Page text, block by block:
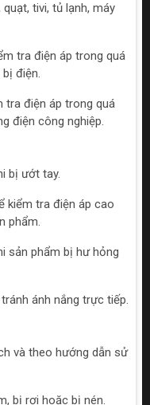
tivi, tủ lạnh, máy
tra điện áp trong quá
điện.
tra điện áp trong quá
điện công nghiệp.
bị ướt tay.
kiểm tra điện áp cao
phẩm.
sản phẩm bị hư hỏng
ánh nắng trực tiếp.
và theo hướng dẫn sử
bị rơi hoặc bị nén.